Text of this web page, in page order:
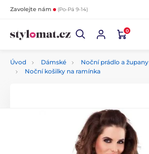
Zavolejte nám (Po-Pá 9-14)
0
Úvod Dámské Noční prádlo a župany
Noční košilky na ramínka